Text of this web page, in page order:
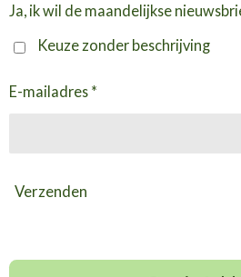
Ja, ik wil de maandelijkse
Keuze zonder beschrijving
E-mailadres *
Verzenden